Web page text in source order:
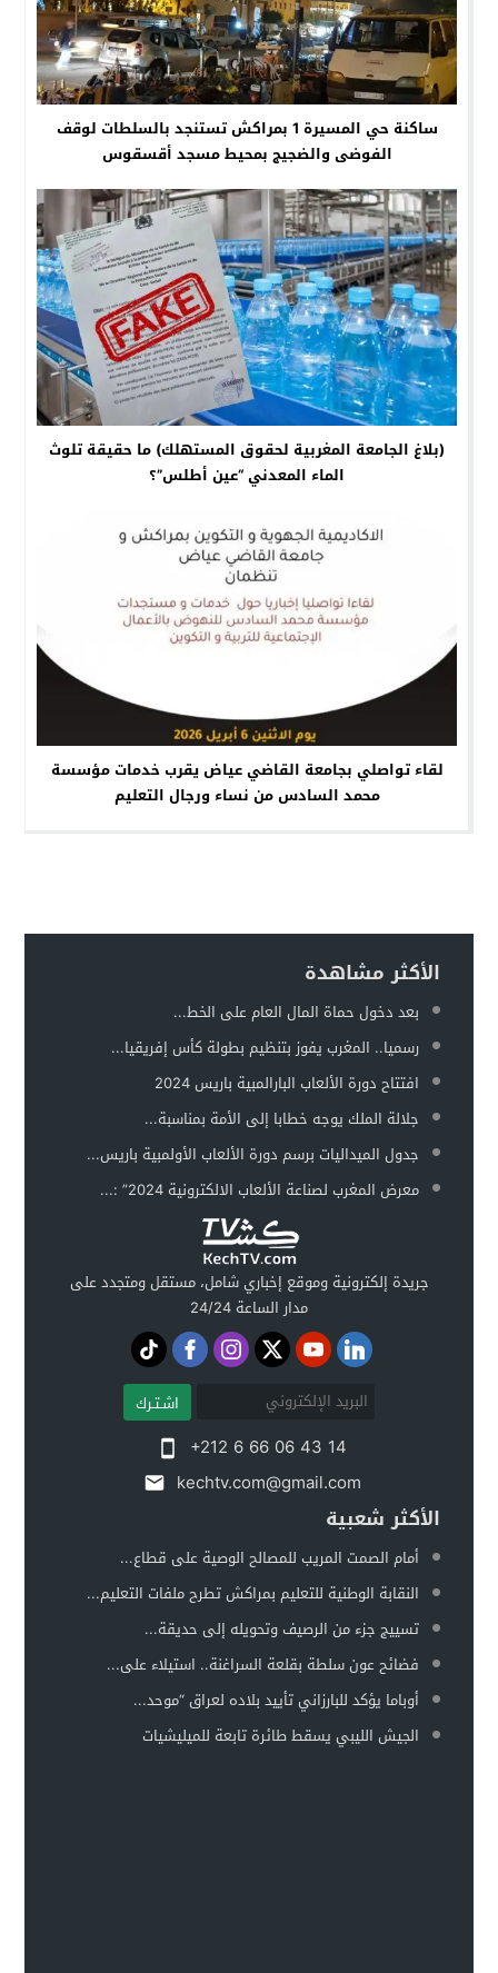
ساكنة حي المسيرة 1 بمراكش تستنجد بالسلطات لوقف
الفوضى والضجيج بمحيط مسجد أقسقوس
(بلاغ الجامعة المغربية لحقوق المستهلك) ما حقيقة تلوث
الماء المعدني “عين أطلس”؟
لقاء تواصلي بجامعة القاضي عياض يقرب خدمات مؤسسة
محمد السادس من نساء ورجال التعليم
الأكثر مشاهدة
بعد دخول حماة المال العام على الخط...
رسميا.. المغرب يفوز بتنظيم بطولة كأس إفريقيا...
افتتاح دورة الألعاب البارالمبية باريس 2024
جلالة الملك يوجه خطابا إلى الأمة بمناسبة...
جدول الميداليات برسم دورة الألعاب الأولمبية باريس...
معرض المغرب لصناعة الألعاب الالكترونية 2024” :...
جريدة إلكترونية وموقع إخباري شامل، مستقل ومتجدد على
مدار الساعة 24/24
اشـتـرك
+212 6 66 06 43 14
kechtv.com@gmail.com
الأكثر شعبية
أمام الصمت المريب للمصالح الوصية على قطاع...
النقابة الوطنية للتعليم بمراكش تطرح ملفات التعليم...
تسييج جزء من الرصيف وتحويله إلى حديقة...
فضائح عون سلطة بقلعة السراغنة.. استيلاء على...
أوباما يؤكد للبارزاني تأييد بلاده لعراق “موحد...
الجيش الليبي يسقط طائرة تابعة للميليشيات